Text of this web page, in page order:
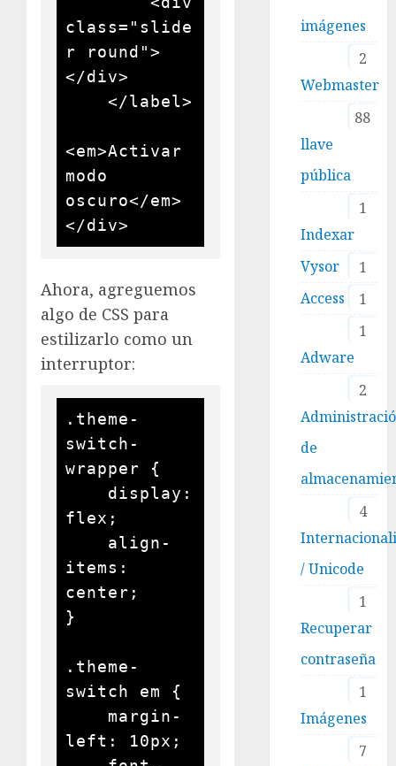
class="slide
r round">
</div>
<em>Activar
modo
oscuro</em>
</div>
Ahora, agreguemos
algo de CSS para
estilizarlo como un
interruptor:
.theme-
switch-
wrapper {
flex;
items:
center;
}
.theme-
switch em {
left: 10px;
imágenes
2
Webmaster
88
llave
pública
1
Indexar
1
Vysor
1
Access
1
Adware
2
de
4
/ Unicode
1
Recuperar
contraseña
1
Imágenes
7